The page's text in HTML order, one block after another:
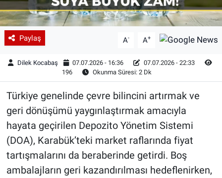
Paylaş A- A+
Dilek Kocabaş 07.07.2026 - 16:36
07.07.2026 - 22:33
196
Okunma Süresi: 2 Dk
Türkiye genelinde çevre bilincini artırmak ve
geri dönüşümü yaygınlaştırmak amacıyla
hayata geçirilen Depozito Yönetim Sistemi
(DOA), Karabük’teki market raflarında fiyat
tartışmalarını da beraberinde getirdi. Boş
ambalajların geri kazandırılması hedeflenirken,